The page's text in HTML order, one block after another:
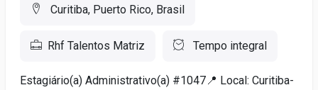
Curitiba, Puerto Rico, Brasil
Rhf Talentos Matriz Tempo integral
Estagiário(a) Administrativo(a) #1047📍 Local: Curitiba-